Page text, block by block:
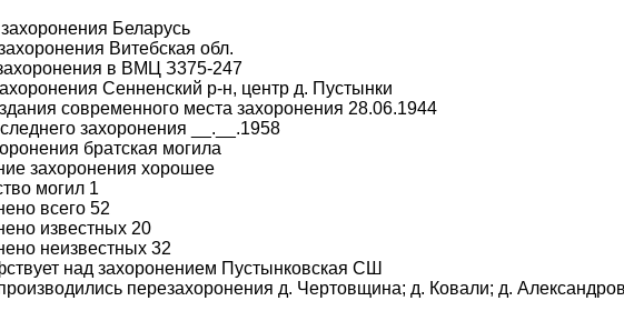
Беларусь
Витебская обл.
в ВМЦ З375-247
Сенненский р-н, центр д. Пустынки
современного места захоронения 28.06.1944
захоронения __.__.1958
братская могила
захоронения хорошее
могил 1
всего 52
известных 20
неизвестных 32
над захоронением Пустынковская СШ
перезахоронения д. Чертовщина; д. Ковали; д.